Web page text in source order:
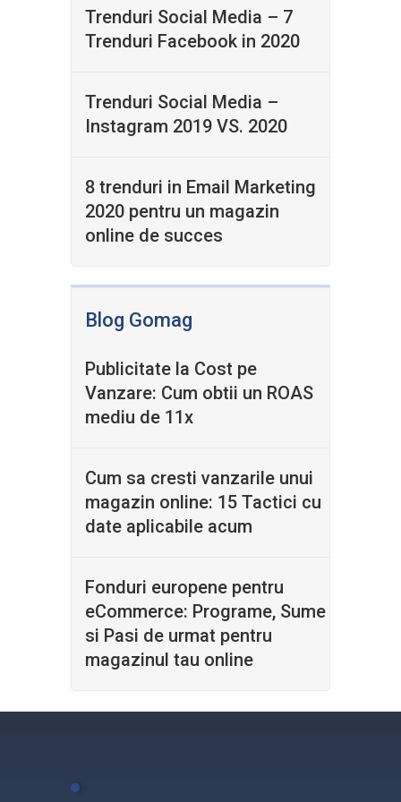
Trenduri Social Media – 7
Trenduri Facebook in 2020
Trenduri Social Media –
Instagram 2019 VS. 2020
8 trenduri in Email Marketing
2020 pentru un magazin
online de succes
Blog Gomag
Publicitate la Cost pe
Vanzare: Cum obtii un ROAS
mediu de 11x
Cum sa cresti vanzarile unui
magazin online: 15 Tactici cu
date aplicabile acum
Fonduri europene pentru
eCommerce: Programe, Sume
si Pasi de urmat pentru
magazinul tau online